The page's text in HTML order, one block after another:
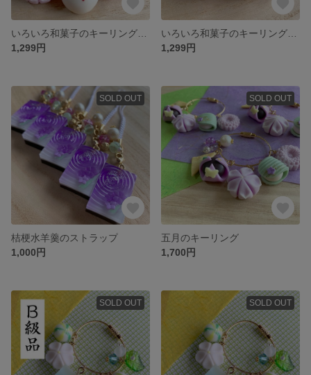
1,299円
1,299円
SOLD OUT
桔梗水羊羹のストラップ
1,000円
SOLD OUT
五月のキーリング
1,700円
SOLD OUT SOLD OUT